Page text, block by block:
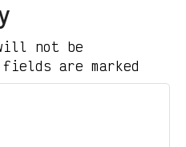
not be
are marked